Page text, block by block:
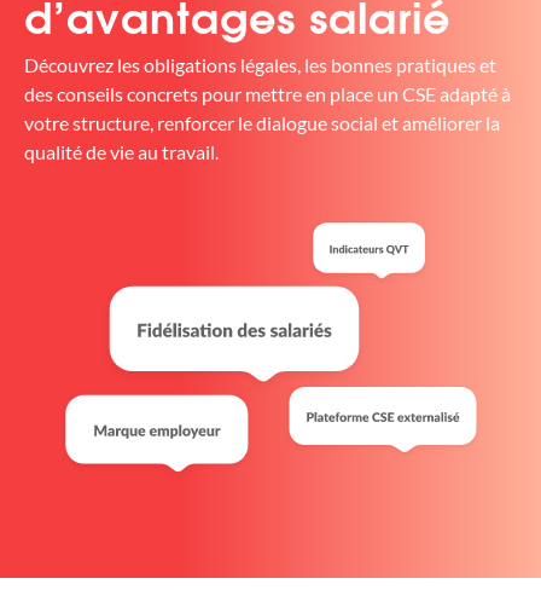
d’avantages salarié
Découvrez les obligations légales, les bonnes pratiques et
des conseils concrets pour mettre en place un CSE adapté à
votre structure, renforcer le dialogue social et améliorer la
qualité de vie au travail.